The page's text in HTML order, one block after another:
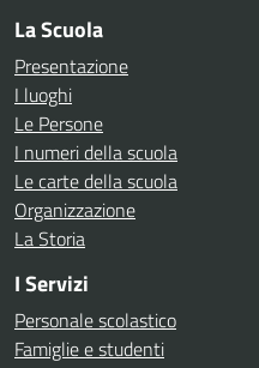
La Scuola
Presentazione
I luoghi
Le Persone
I numeri della scuola
Le carte della scuola
Organizzazione
La Storia
I Servizi
Personale scolastico
Famiglie e studenti